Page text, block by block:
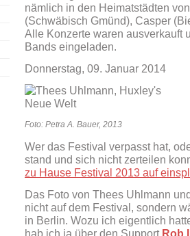
nämlich in den Heimatstädten
(Schwäbisch Gmünd), Casper
Alle Konzerte waren ausverkauft
Bands eingeladen.
Donnerstag, 09. Januar 2014
Foto: Petra A. Bauer, 2013
Wer das Festival verpasst hat,
stand und sich nicht zerteilen
zu Hause Festival 2013 auf
Das Foto von Thees Uhlmann
nicht auf dem Festival, sondern
in Berlin. Wozu ich eigentlich
hab ich ja über den Support Rob